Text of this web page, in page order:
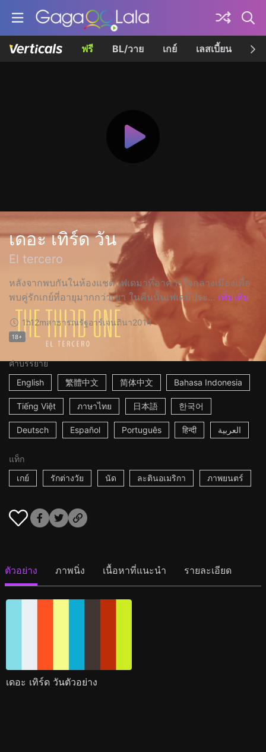
ฟรี BL/วาย เกย์ เลสเบี้ยน เค
เดอะ เทิร์ด วัน
El tercero
หลังจากพบกันในห้องแชต เฟเดมาที่อาคารใจกลางเมืองเพื่อ
พบคู่รักเกย์ที่อายุมากกว่าเขา ในคืนนั้นเฟเดมีประ... เพิ่มเติม
1h12mสาธารณรัฐอาร์เจนตินา2014
18+
คำบรรยาย
English
繁體中文 简体中文 Bahasa Indonesia
Tiếng Việt ภาษาไทย 日本語 한국어
Deutsch Español Português हिन्दी العربية
แท็ก
เกย์
รักต่างวัย นัด ละตินอเมริกา ภาพยนตร์
ตัวอย่าง ภาพนิ่ง เนื้อหาที่แนะนำ รายละเอียด
เดอะ เทิร์ด วันตัวอย่าง